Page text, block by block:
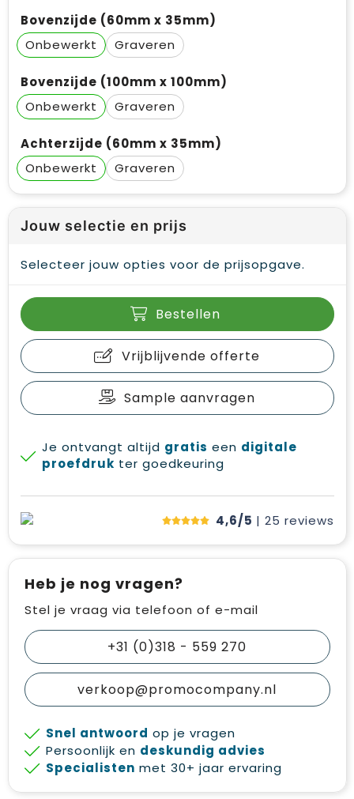
Bovenzijde (60mm x 35mm)
Onbewerkt
Graveren
Bovenzijde (100mm x 100mm)
Onbewerkt
Graveren
Achterzijde (60mm x 35mm)
Onbewerkt
Graveren
Jouw selectie en prijs
Selecteer jouw opties voor de prijsopgave.
Bestellen
Vrijblijvende offerte
Sample aanvragen
Je ontvangt altijd gratis een digitale
proefdruk ter goedkeuring
4,6/5 | 25 reviews
Heb je nog vragen?
Stel je vraag via telefoon of e-mail
+31 (0)318 - 559 270
verkoop@promocompany.nl
Snel antwoord op je vragen
Persoonlijk en deskundig advies
Specialisten met 30+ jaar ervaring